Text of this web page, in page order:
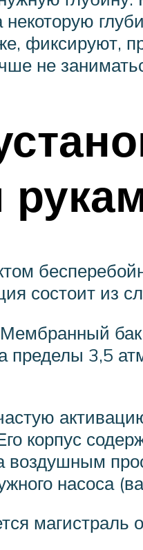
некоторую
фиксируют,
не
состоит из
пределы 3,5
корпус
воздушным
насоса
магистраль